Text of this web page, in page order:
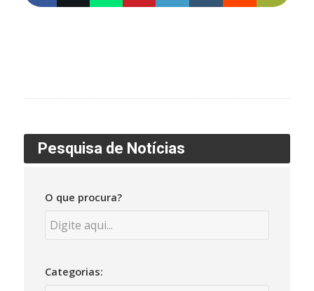
Pesquisa de Notícias
O que procura?
Categorias: